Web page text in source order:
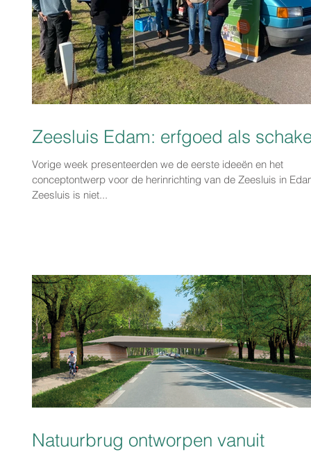
Zeesluis Edam: erfgoed als
Vorige week presenteerden we de eerste ideeën en het
conceptontwerp voor de herinrichting van de Zeesluis in
Zeesluis is niet...
Natuurbrug ontworpen vanuit